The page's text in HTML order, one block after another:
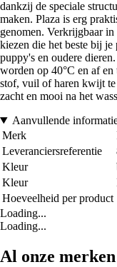
dankzij de speciale
maken. Plaza is erg
genomen. Verkrijgbaar
kiezen die het beste bij
puppy's en oudere
worden op 40°C en af
stof, vuil of haren kwijt
zacht en mooi na het
Aanvullende
Merk
Leveranciersreferentie
Kleur
Kleur
Hoeveelheid per product
Loading...
Loading...
Al onze merken